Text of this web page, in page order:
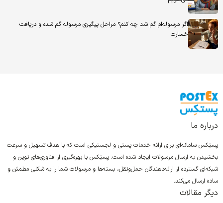
اگر مرسوله‌ام گم شد چه کنم؟ مراحل پیگیری مرسوله گم شده و دریافت
خسارت
درباره ما
پستِکس سامانه‌ای برای ارائه خدمات پستی و لجستیکی است که با هدف تسهیل و سرعت
بخشیدن به ارسال مرسولات ایجاد شده است. پستِکس با بهره‌گیری از فناوری‌های نوین و
شبکه‌ای گسترده از ارائه‌دهندگان حمل‌ونقل، بسته‌ها و مرسولات شما را به شکلی مطمئن و
ساده ارسال می‌کند.
دیگر مقالات